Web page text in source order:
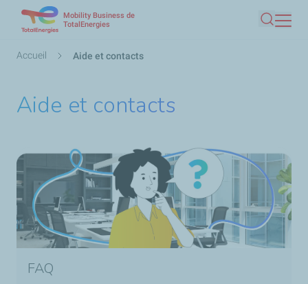
Mobility Business de
TotalEnergies
Fil
Accueil Aide et contacts
Aide et contacts
FAQ